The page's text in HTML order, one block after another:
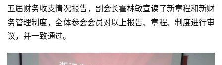
五届财务收支情况报告，副会长霍林敏宣读了新章程和新财
务管理制度，全体参会会员对以上报告、章程、制度进行审
议，并一致通过。